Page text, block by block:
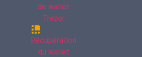
de wallet
Trezor
Récupération
du wallet